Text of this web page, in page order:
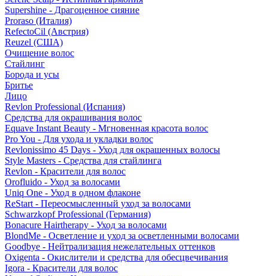
Supershine - Драгоценное сияние
Proraso (Италия)
RefectoCil (Австрия)
Reuzel (США)
Очищение волос
Стайлинг
Борода и усы
Бритье
Лицо
Revlon Professional (Испания)
Средства для окрашивания волос
Equave Instant Beauty - Мгновенная красота волос
Pro You - Для ухода и укладки волос
Revlonissimo 45 Days - Уход для окрашенных волосы
Style Masters - Средства для стайлинга
Revlon - Красители для волос
Orofluido - Уход за волосами
Uniq One - Уход в одном флаконе
ReStart - Переосмысленный уход за волосами
Schwarzkopf Professional (Германия)
Bonacure Hairtherapy - Уход за волосами
BlondMe - Осветление и уход за осветленными волосами
Goodbye - Нейтрализация нежелательных оттенков
Oxigenta - Окислители и средства для обесцвечивания
Igora - Красители для волос